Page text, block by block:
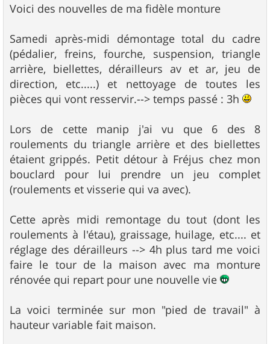
s
s
g
e
Voici des nouvelles de ma fidèle monture
Samedi après-midi démontage total du cadre
(pédalier, freins, fourche, suspension, triangle
arrière, biellettes, dérailleurs av et ar, jeu de
direction, etc.....) et nettoyage de toutes les
pièces qui vont resservir.--> temps passé : 3h
Lors de cette manip j'ai vu que 6 des 8
roulements du triangle arrière et des biellettes
étaient grippés. Petit détour à Fréjus chez mon
bouclard pour lui prendre un jeu complet
(roulements et visserie qui va avec).
Cette après midi remontage du tout (dont les
roulements à l'étau), graissage, huilage, etc.... et
réglage des dérailleurs --> 4h plus tard me voici
faire le tour de la maison avec ma monture
rénovée qui repart pour une nouvelle vie
La voici terminée sur mon "pied de travail" à
hauteur variable fait maison.